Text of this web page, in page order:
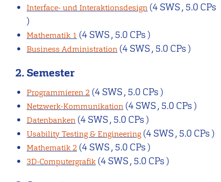
Interface- und Interaktionsdesign (4 SWS , 5.0 CPs
)
Mathematik 1 (4 SWS , 5.0 CPs )
Business Administration (4 SWS , 5.0 CPs )
2. Semester
Programmieren 2 (4 SWS , 5.0 CPs )
Netzwerk-Kommunikation (4 SWS , 5.0 CPs )
Datenbanken (4 SWS , 5.0 CPs )
Usability Testing & Engineering (4 SWS , 5.0 CPs )
Mathematik 2 (4 SWS , 5.0 CPs )
3D-Computergrafik (4 SWS , 5.0 CPs )